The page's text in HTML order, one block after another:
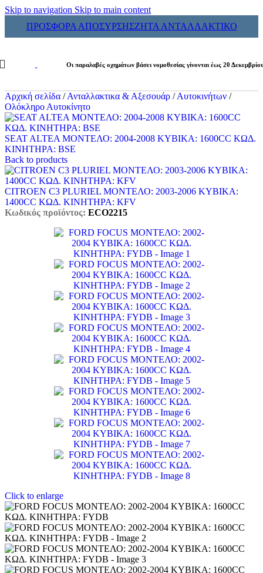
Skip to navigation Skip to main content
ΠΡΟΣΦΟΡΑ ΑΠΟΣΥΡΣΗΣΖΗΤΑ ΑΝΤΑΛΛΑΚΤΙΚΟ
Οι παραλαβές οχημάτων βάσει νομοθεσίας γίνονται έως 20
Αρχική σελίδα / Ανταλλακτικα & Αξεσουάρ / Αυτοκινήτων /
Ολόκληρο Αυτοκίνητο
SEAT ALTEA ΜΟΝΤΕΛΟ: 2004-2008 ΚΥΒΙΚΑ: 1600CC ΚΩΔ.
ΚΙΝΗΤΗΡΑ: BSE
Back to products
CITROEN C3 PLURIEL ΜΟΝΤΕΛΟ: 2003-2006 ΚΥΒΙΚΑ:
1400CC ΚΩΔ. ΚΙΝΗΤΗΡΑ: KFV
Κωδικός προϊόντος: ECO2215
Click to enlarge